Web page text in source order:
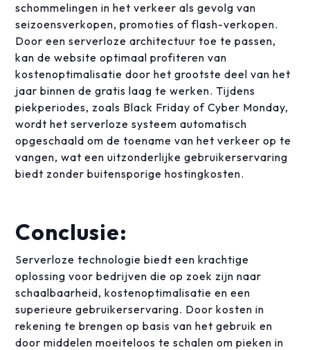
schommelingen in het verkeer als gevolg van
seizoensverkopen, promoties of flash-verkopen.
Door een serverloze architectuur toe te passen,
kan de website optimaal profiteren van
kostenoptimalisatie door het grootste deel van het
jaar binnen de gratis laag te werken. Tijdens
piekperiodes, zoals Black Friday of Cyber Monday,
wordt het serverloze systeem automatisch
opgeschaald om de toename van het verkeer op te
vangen, wat een uitzonderlijke gebruikerservaring
biedt zonder buitensporige hostingkosten.
Conclusie:
Serverloze technologie biedt een krachtige
oplossing voor bedrijven die op zoek zijn naar
schaalbaarheid, kostenoptimalisatie en een
superieure gebruikerservaring. Door kosten in
rekening te brengen op basis van het gebruik en
door middelen moeiteloos te schalen om pieken in